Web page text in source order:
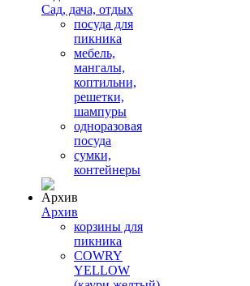
Сад, дача, отдых
посуда для
пикника
мебель,
мангалы,
коптильни,
решетки,
шампуры
одноразовая
посуда
сумки,
контейнеры
Архив
корзины для
пикника
COWRY
YELLOW